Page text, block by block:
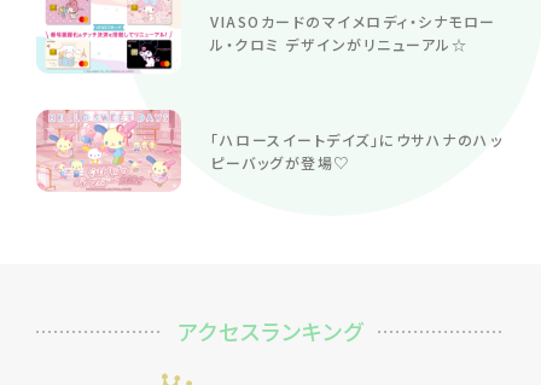
VIASOカードのマイメロディ・シナモロー
ル・クロミ デザインがリニューアル☆
「ハロースイートデイズ」にウサハナのハッ
ピーバッグが登場♡
アクセスランキング